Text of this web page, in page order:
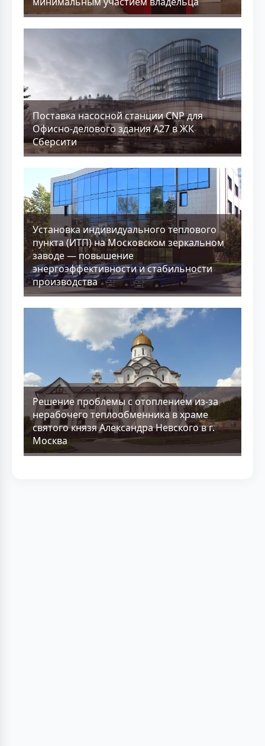
Поставка насосной станции CNP для
Офисно-делового здания А27 в ЖК
Сберсити
Установка индивидуального теплового
пункта (ИТП) на Московском зеркальном
заводе — повышение
энергоэффективности и стабильности
производства
Решение проблемы с отоплением из-за
нерабочего теплообменника в храме
святого князя Александра Невского в г.
Москва